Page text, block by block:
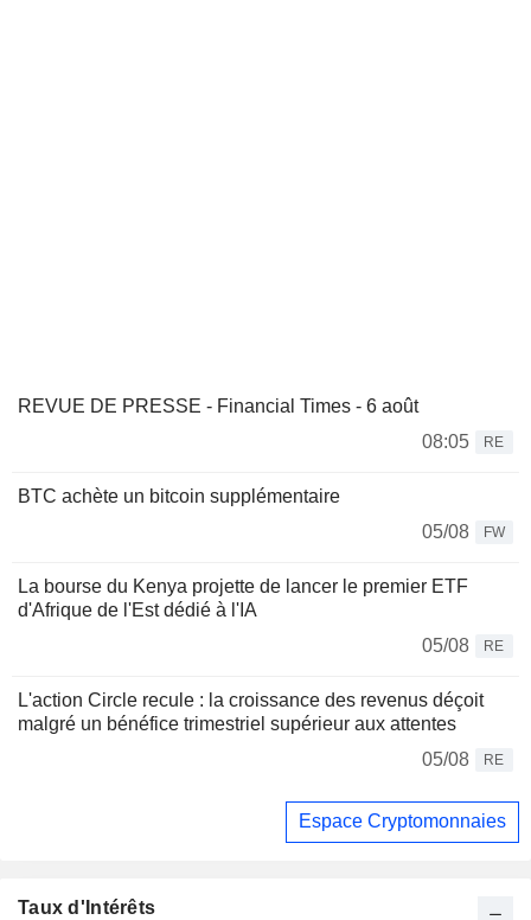
REVUE DE PRESSE - Financial Times - 6 août
08:05
RE
BTC achète un bitcoin supplémentaire
05/08
FW
La bourse du Kenya projette de lancer le premier ETF
d'Afrique de l'Est dédié à l'IA
05/08
RE
L'action Circle recule : la croissance des revenus déçoit
malgré un bénéfice trimestriel supérieur aux attentes
05/08
RE
Espace Cryptomonnaies
Taux d'Intérêts